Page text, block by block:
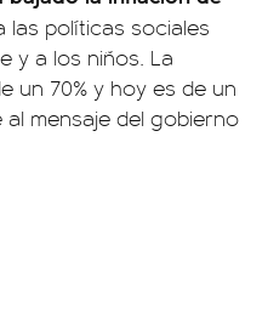
las políticas sociales
y a los niños. La
un 70% y hoy es de un
al mensaje del gobierno